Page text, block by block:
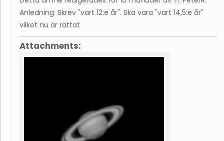
Anledning: Skrev "vart 12:e år". Ska vara "vart 14,5:e år"
vilket nu är rättat
Attachments: